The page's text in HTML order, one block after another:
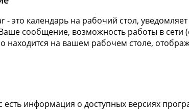
- это календарь на рабочий стол,
сообщение, возможность работы в сети
находится на вашем рабочем столе,
есть информация о доступных версиях